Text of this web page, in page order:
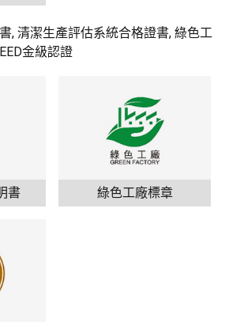
, 清潔生產評估系統合格證書, 綠色工
金級認證
書 綠色工廠標章